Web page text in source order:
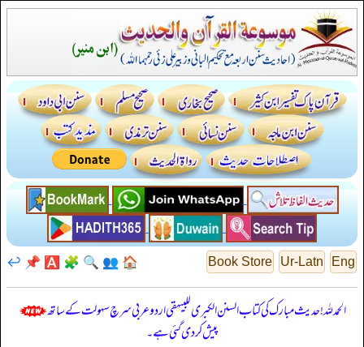
Eng
Ur-Latn
Book Store
🏠
👥
🔍
🧩
🅰️
📌
↩️
الحمدللہ! حدیث مبارک کی کتاب السنن الكبرى للبيهقي اردو عربی سرچ سہولت کے ساتھ
پیش کر دی گئی ہے۔